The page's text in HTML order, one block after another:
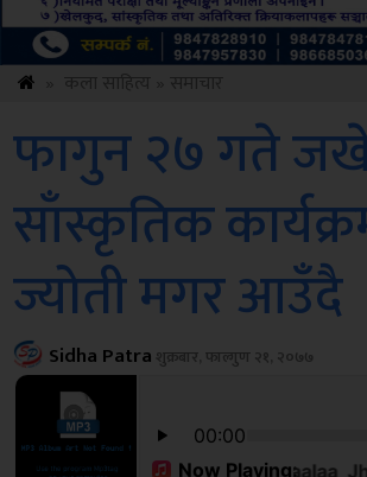
फागुन २७ गते
साँस्कृतिक
ज्योती मगर आउँदै
Sidha Patra शुक्रबार, फाल्गुण २१, २०७७